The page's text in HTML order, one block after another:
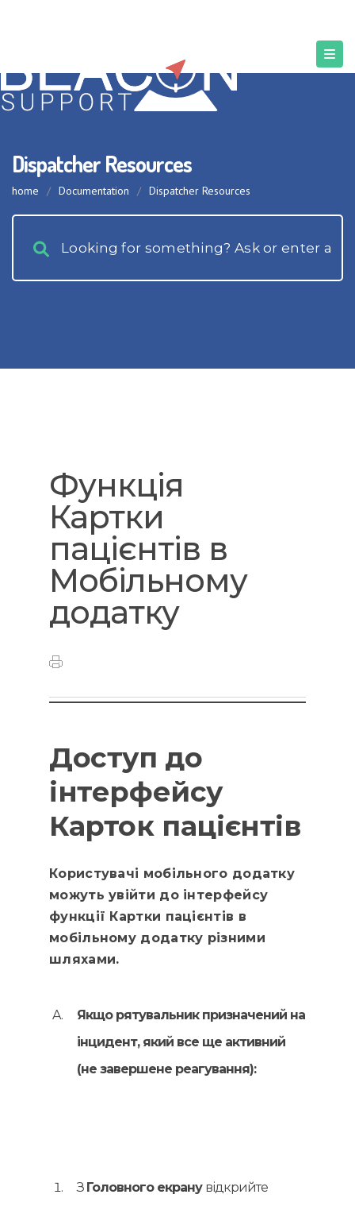
Dispatcher Resources
home / Documentation / Dispatcher Resources
Функція
Картки
пацієнтів в
Мобільному
додатку
Доступ до
інтерфейсу
Карток пацієнтів
Користувачі мобільного додатку
можуть увійти до інтерфейсу
функції Картки пацієнтів в
мобільному додатку різними
шляхами.
Якщо рятувальник призначений на
інцидент, який все ще активний
(не завершене реагування):
З Головного екрану відкрийте